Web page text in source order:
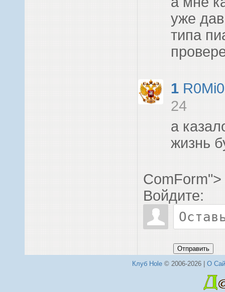
уже
типа
1 R0Mi0
24
а
жизнь
ComForm">
Войдите:
Отправить
Клуб Hole© 2006-2026 | О